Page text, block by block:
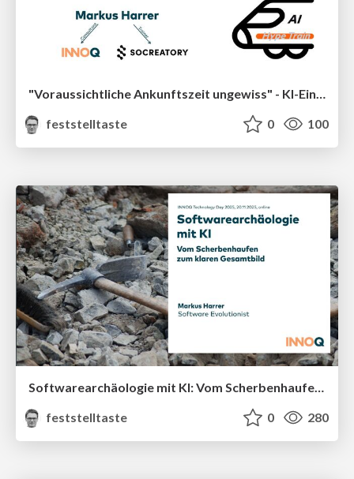
"Voraussichtliche Ankunftszeit ungewiss" - KI-Einsatz im Legacy-Umfeld (socreatory Black Week)
feststelltaste
0 100
Softwarearchäologie mit KI: Vom Scherbenhaufen zum klaren Gesamtbild (INNOQ Technology Day 2025)
feststelltaste
0 280